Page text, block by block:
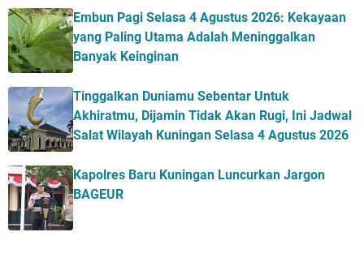
Embun Pagi Selasa 4 Agustus 2026: Kekayaan
yang Paling Utama Adalah Meninggalkan
Banyak Keinginan
Tinggalkan Duniamu Sebentar Untuk
Akhiratmu, Dijamin Tidak Akan Rugi, Ini Jadwal
Salat Wilayah Kuningan Selasa 4 Agustus 2026
Kapolres Baru Kuningan Luncurkan Jargon
BAGEUR